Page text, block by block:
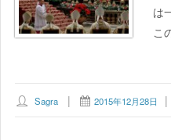
は
こ
Sagra 2015年12月28日